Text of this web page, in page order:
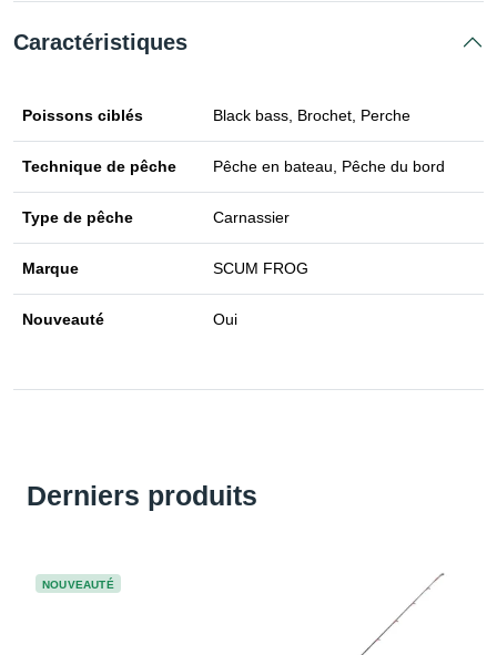
Caractéristiques
Poissons ciblés Black bass, Brochet, Perche
Technique de pêche Pêche en bateau, Pêche du bord
Type de pêche Carnassier
Marque SCUM FROG
Nouveauté Oui
Derniers produits
NOUVEAUTÉ